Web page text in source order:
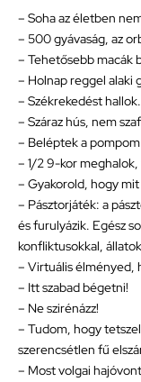
– Soha az életben
– 500 gyávaság, az
– Tehetősebb macák
– Holnap reggel alaki
– Székrekedést hallok.
– Száraz hús, nem
– Beléptek a
– 1/2 9-kor
– Gyakorold, hogy
– Pásztorjáték: a
és furulyázik. Egész
konfliktusokkal,
– Virtuális élményed,
– Itt szabad bégetni!
– Ne szirénázz!
– Tudom, hogy
szerencsétlen fű
– Most volgai